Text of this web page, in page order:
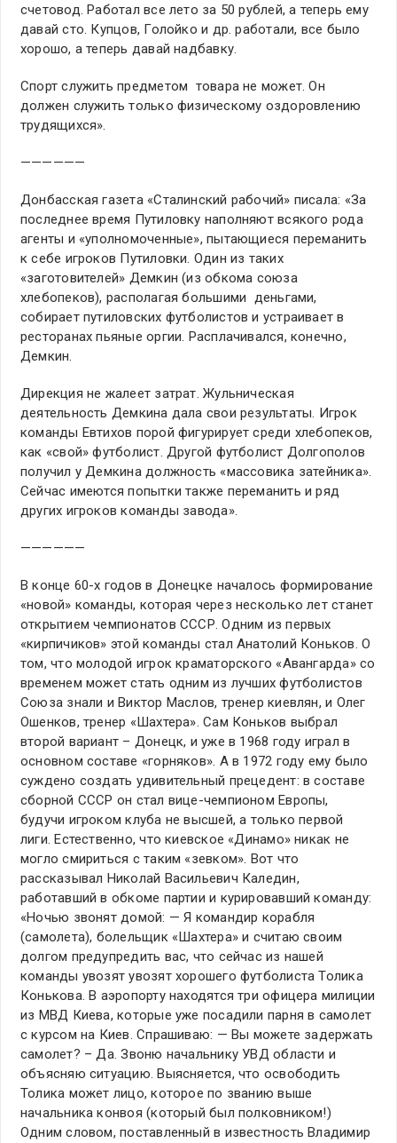
счетовод. Работал все лето за 50 рублей, а теперь ему
давай сто. Купцов, Голойко и др. работали, все было
хорошо, а теперь давай надбавку.
Спорт служить предметом товара не может. Он
должен служить только физическому оздоровлению
трудящихся».
——————
Донбасская газета «Сталинский рабочий» писала: «За
последнее время Путиловку наполняют всякого рода
агенты и «уполномоченные», пытающиеся переманить
к себе игроков Путиловки. Один из таких
«заготовителей» Демкин (из обкома союза
хлебопеков), располагая большими деньгами,
собирает путиловских футболистов и устраивает в
ресторанах пьяные оргии. Расплачивался, конечно,
Демкин.
Дирекция не жалеет затрат. Жульническая
деятельность Демкина дала свои результаты. Игрок
команды Евтихов порой фигурирует среди хлебопеков,
как «свой» футболист. Другой футболист Долгополов
получил у Демкина должность «массовика затейника».
Сейчас имеются попытки также переманить и ряд
других игроков команды завода».
——————
В конце 60-х годов в Донецке началось формирование
«новой» команды, которая через несколько лет станет
открытием чемпионатов СССР. Одним из первых
«кирпичиков» этой команды стал Анатолий Коньков. О
том, что молодой игрок краматорского «Авангарда» со
временем может стать одним из лучших футболистов
Союза знали и Виктор Маслов, тренер киевлян, и Олег
Ошенков, тренер «Шахтера». Сам Коньков выбрал
второй вариант – Донецк, и уже в 1968 году играл в
основном составе «горняков». А в 1972 году ему было
суждено создать удивительный прецедент: в составе
сборной СССР он стал вице-чемпионом Европы,
будучи игроком клуба не высшей, а только первой
лиги. Естественно, что киевское «Динамо» никак не
могло смириться с таким «зевком». Вот что
рассказывал Николай Васильевич Каледин,
работавший в обкоме партии и курировавший команду:
«Ночью звонят домой: — Я командир корабля
(самолета), болельщик «Шахтера» и считаю своим
долгом предупредить вас, что сейчас из нашей
команды увозят увозят хорошего футболиста Толика
Конькова. В аэропорту находятся три офицера милиции
из МВД Киева, которые уже посадили парня в самолет
с курсом на Киев. Спрашиваю: — Вы можете задержать
самолет? – Да. Звоню начальнику УВД области и
объясняю ситуацию. Выясняется, что освободить
Толика может лицо, которое по званию выше
начальника конвоя (который был полковником!)
Одним словом, поставленный в известность Владимир